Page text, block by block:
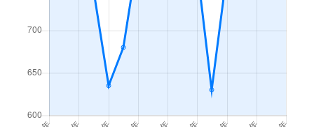
530万円 湯の川
520万円 湯の川
湯川町
1,300万円
湯川町
790万円 湯の川 徒歩6